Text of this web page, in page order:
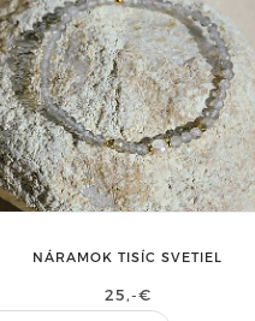
NÁRAMOK TISÍC SVETIEL
25,-€